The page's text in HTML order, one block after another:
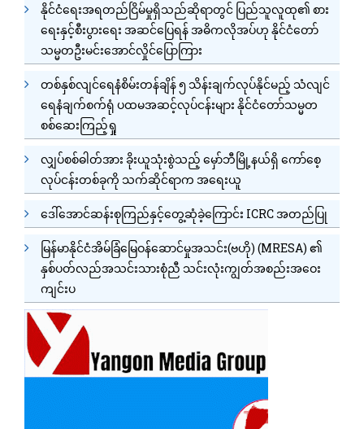
နိုင်ငံရေးအရတည်ငြိမ်မှုရှိသည်ဆိုရာတွင် ပြည်သူလူထု၏ စား
ရေးနှင့်စီးပွားရေး အဆင်ပြေရန် အဓိကလိုအပ်ဟု နိုင်ငံတော်
သမ္မတဦးမင်းအောင်လှိုင်ပြောကြား
တစ်နှစ်လျင်ရေနံစိမ်းတန်ချိန် ၅ သိန်းချက်လုပ်နိုင်မည့် သံလျင်
ရေနံချက်စက်ရုံ ပထမအဆင့်လုပ်ငန်းများ နိုင်ငံတော်သမ္မတ
စစ်ဆေးကြည့်ရှု
လျှပ်စစ်ဓါတ်အား ခိုးယူသုံးစွဲသည့် မှော်ဘီမြို့နယ်ရှိ ကော်စေ့
လုပ်ငန်းတစ်ခုကို သက်ဆိုင်ရာက အရေးယူ
ဒေါ်အောင်ဆန်းစုကြည်နှင့်တွေ့ဆုံခဲ့ကြောင်း ICRC အတည်ပြု
မြန်မာနိုင်ငံအိမ်ခြံမြေဝန်ဆောင်မှုအသင်း(ဗဟို) (MRESA) ၏
နှစ်ပတ်လည်အသင်းသားစုံညီ သင်းလုံးကျွတ်အစည်းအဝေး
ကျင်းပ